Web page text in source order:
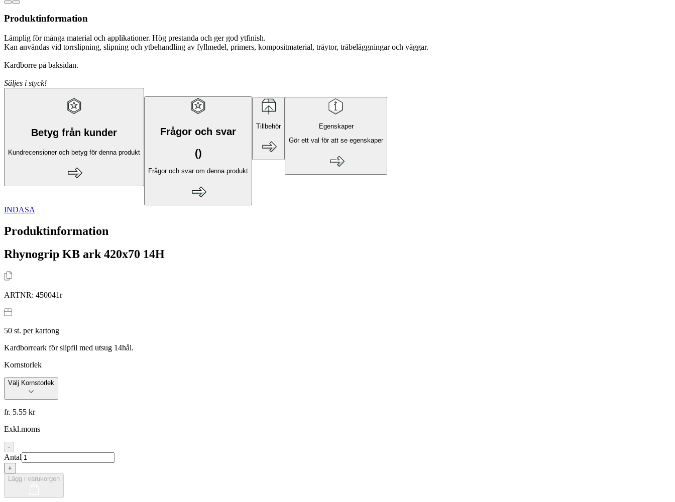
Produktinformation
Lämplig för många material och applikationer. Hög prestanda och ger god ytfinish.
Kan användas vid torrslipning, slipning och ytbehandling av fyllmedel, primers, kompositmaterial, träytor, träbeläggningar och väggar.
Kardborre på baksidan.
Säljes i styck!
Betyg från kunder
Kundrecensioner och betyg för denna produkt
Frågor och svar
()
Frågor och svar om denna produkt
Tillbehör
Egenskaper
Gör ett val för att se egenskaper
INDASA
Produktinformation
Rhynogrip KB ark 420x70 14H
ARTNR: 450041r
50 st. per kartong
Kardborreark för slipfil med utsug 14hål.
Kornstorlek
Välj Kornstorlek
fr. 5.55 kr
Exkl.moms
-
Antal
+
Lägg i varukorgen